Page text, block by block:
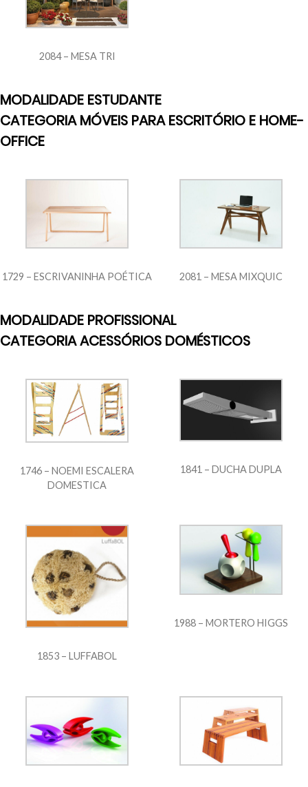
2084 – MESA TRI
MODALIDADE ESTUDANTE
CATEGORIA MÓVEIS PARA ESCRITÓRIO E HOME-
OFFICE
1729 – ESCRIVANINHA POÉTICA 2081 – MESA MIXQUIC
MODALIDADE PROFISSIONAL
CATEGORIA ACESSÓRIOS DOMÉSTICOS
1746 – NOEMI ESCALERA
DOMESTICA
1841 – DUCHA DUPLA
1853 – LUFFABOL
1988 – MORTERO HIGGS